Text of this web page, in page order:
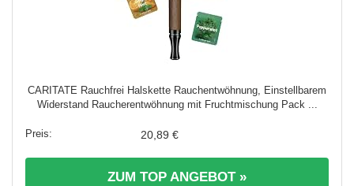
CARITATE Rauchfrei Halskette Rauchentwöhnung, Einstellbarem
Widerstand Raucherentwöhnung mit Fruchtmischung Pack ...
20,89 €
ZUM TOP ANGEBOT »